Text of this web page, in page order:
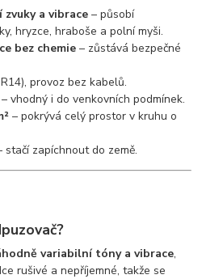
zvuky a vibrace – působí
hryzce, hraboše a polní myši.
bez chemie – zůstává bezpečné
provoz bez kabelů.
– vhodný i do venkovních podmínek.
– pokrývá celý prostor v kruhu o
stačí zapíchnout do země.
variabilní tóny a vibrace,
rušivé a nepříjemné, takže se